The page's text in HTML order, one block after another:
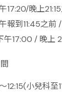
17:20/晚上
報到11:45之前
17:00 / 晚上
12:15(小兒科至